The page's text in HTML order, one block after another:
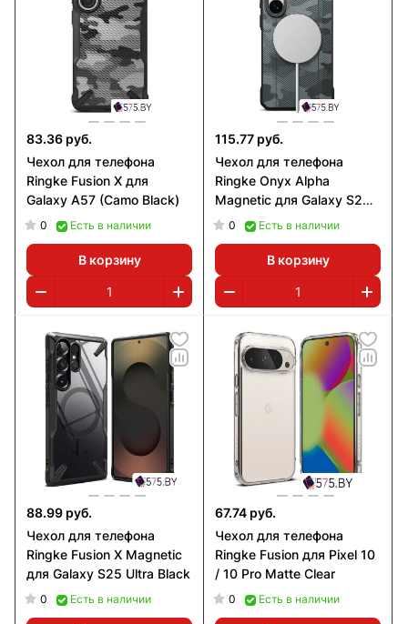
83.36 руб.
Чехол для телефона
Ringke Fusion X для
Galaxy A57 (Camo Black)
0 Есть в наличии
В корзину
115.77 руб.
Чехол для телефона
Ringke Onyx Alpha
Magnetic для Galaxy S26
Ultra (Camo Black)
0 Есть в наличии
В корзину
88.99 руб.
Чехол для телефона
Ringke Fusion X Magnetic
для Galaxy S25 Ultra Black
0 Есть в наличии
67.74 руб.
Чехол для телефона
Ringke Fusion для Pixel 10
/ 10 Pro Matte Clear
0 Есть в наличии